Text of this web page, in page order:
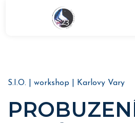
S.I.O. | workshop | Karlovy Vary